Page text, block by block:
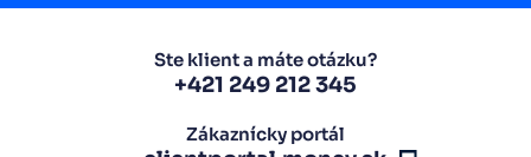
Ste klient a máte otázku?
+421 249 212 345
Zákaznícky portál